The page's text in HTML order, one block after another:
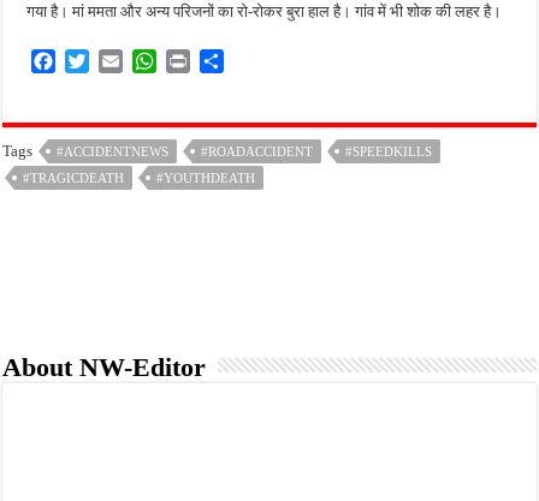
गया है। मां ममता और अन्य परिजनों का रो-रोकर बुरा हाल है। गांव में भी शोक की लहर है।
e
b
o
t
t
e
i
l
W
t
s
A
n
t
r
e
Tags #ACCIDENTNEWS #ROADACCIDENT
#SPEEDKILLS
#TRAGICDEATH
#YOUTHDEATH
About NW-Editor